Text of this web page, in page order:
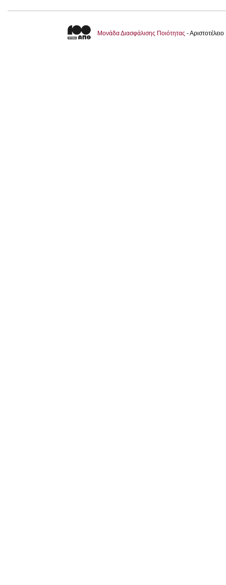
Μονάδα Διασφάλισης Ποιότητας -